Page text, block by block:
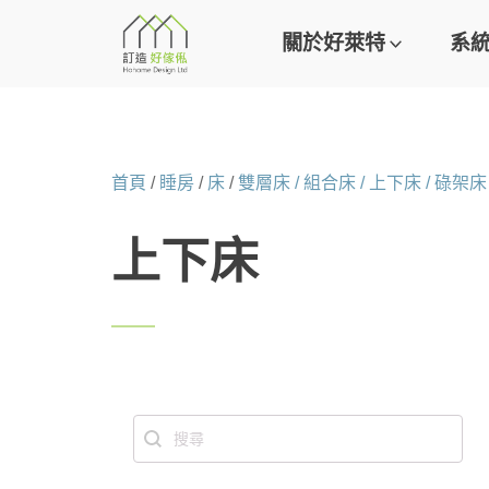
關於好萊特 系
首頁 / 睡房 / 床 /雙層床 / 組合床 / 上下床 / 碌架床
上下床
Search content